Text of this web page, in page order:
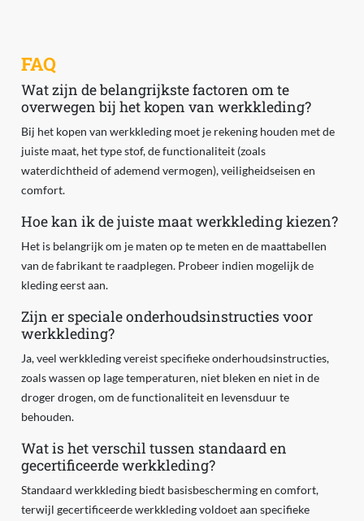
FAQ
Wat zijn de belangrijkste factoren om te
overwegen bij het kopen van werkkleding?
Bij het kopen van werkkleding moet je rekening houden met de
juiste maat, het type stof, de functionaliteit (zoals
waterdichtheid of ademend vermogen), veiligheidseisen en
comfort.
Hoe kan ik de juiste maat werkkleding kiezen?
Het is belangrijk om je maten op te meten en de maattabellen
van de fabrikant te raadplegen. Probeer indien mogelijk de
kleding eerst aan.
Zijn er speciale onderhoudsinstructies voor
werkkleding?
Ja, veel werkkleding vereist specifieke onderhoudsinstructies,
zoals wassen op lage temperaturen, niet bleken en niet in de
droger drogen, om de functionaliteit en levensduur te
behouden.
Wat is het verschil tussen standaard en
gecertificeerde werkkleding?
Standaard werkkleding biedt basisbescherming en comfort,
terwijl gecertificeerde werkkleding voldoet aan specifieke